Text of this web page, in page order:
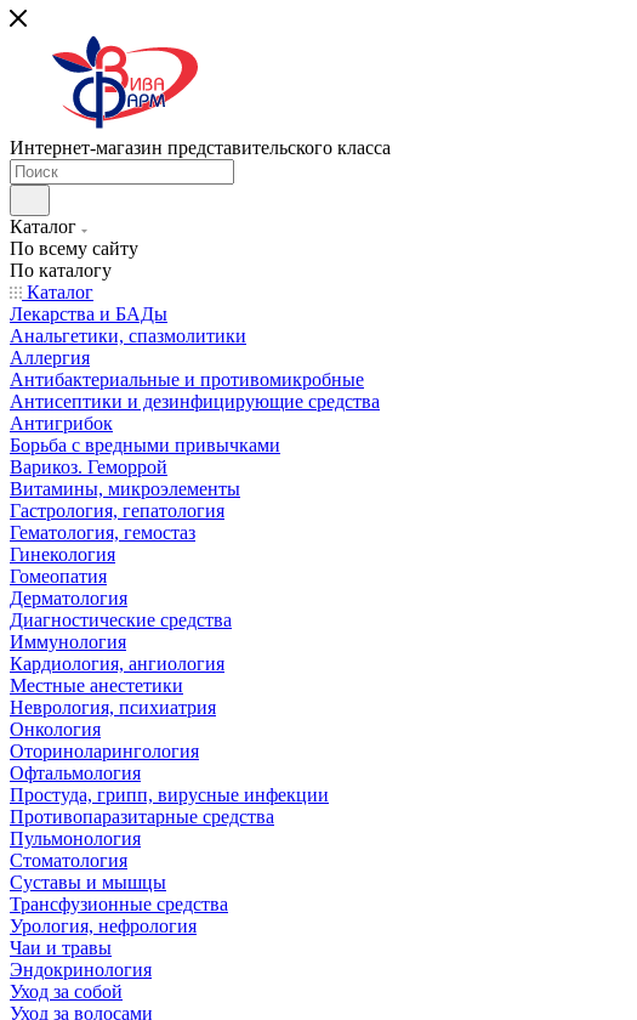
Интернет-магазин представительского класса
Каталог
По всему сайту
По каталогу
Каталог
Лекарства и БАДы
Анальгетики, спазмолитики
Аллергия
Антибактериальные и противомикробные
Антисептики и дезинфицирующие средства
Антигрибок
Борьба с вредными привычками
Варикоз. Геморрой
Витамины, микроэлементы
Гастрология, гепатология
Гематология, гемостаз
Гинекология
Гомеопатия
Дерматология
Диагностические средства
Иммунология
Кардиология, ангиология
Местные анестетики
Неврология, психиатрия
Онкология
Оториноларингология
Офтальмология
Простуда, грипп, вирусные инфекции
Противопаразитарные средства
Пульмонология
Стоматология
Суставы и мышцы
Трансфузионные средства
Урология, нефрология
Чаи и травы
Эндокринология
Уход за собой
Уход за волосами